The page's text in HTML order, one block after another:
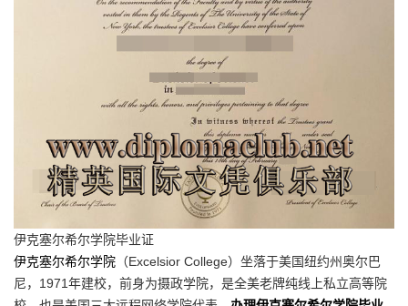
伊克塞尔希尔学院毕业证
伊克塞尔希尔学院 （Excelsior College）坐落于美国纽约州奥尔巴
尼，1971年建校，前身为摄政学院，是全美老牌纯线上私立高等院